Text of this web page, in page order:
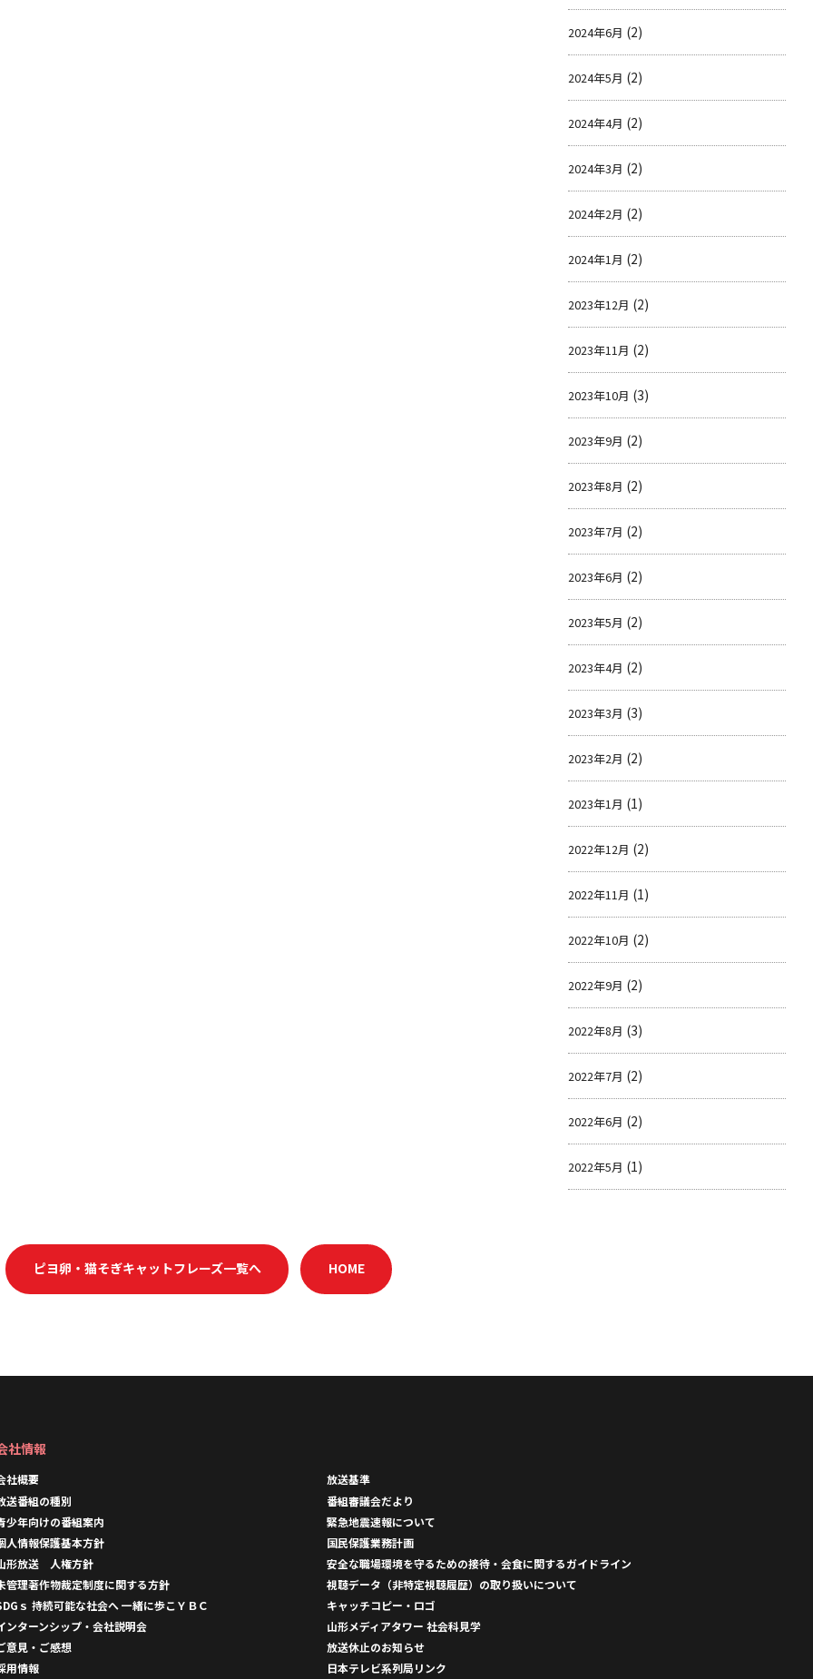
2024年6月 (2)
2024年5月 (2)
2024年4月 (2)
2024年3月 (2)
2024年2月 (2)
2024年1月 (2)
2023年12月 (2)
2023年11月 (2)
2023年10月 (3)
2023年9月 (2)
2023年8月 (2)
2023年7月 (2)
2023年6月 (2)
2023年5月 (2)
2023年4月 (2)
2023年3月 (3)
2023年2月 (2)
2023年1月 (1)
2022年12月 (2)
2022年11月 (1)
2022年10月 (2)
2022年9月 (2)
2022年8月 (3)
2022年7月 (2)
2022年6月 (2)
2022年5月 (1)
ピヨ卵・猫そぎキャットフレーズ一覧へ HOME
社情報
社概要
放送基準
送番組の種別
番組審議会だより
少年向けの番組案内
緊急地震速報について
人情報保護基本方針
国民保護業務計画
形放送 人権方針
安全な職場環境を守るための接待・会食に関するガイドライン
管理著作物裁定制度に関する方針
視聴データ（非特定視聴履歴）の取り扱いについて
ｓ 持続可能な社会へ 一緒に歩こＹＢＣ
キャッチコピー・ロゴ
ンターンシップ・会社説明会
山形メディアタワー 社会科見学
意見・ご感想
放送休止のお知らせ
用情報
日本テレビ系列局リンク